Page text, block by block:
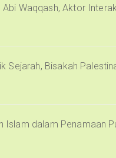
Abi Waqqash, Aktor
Sejarah, Bisakah
Islam dalam Penamaan